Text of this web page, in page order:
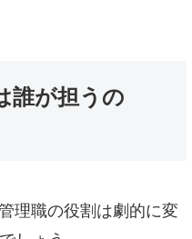
誰が担うの
理職の役割は劇的に変